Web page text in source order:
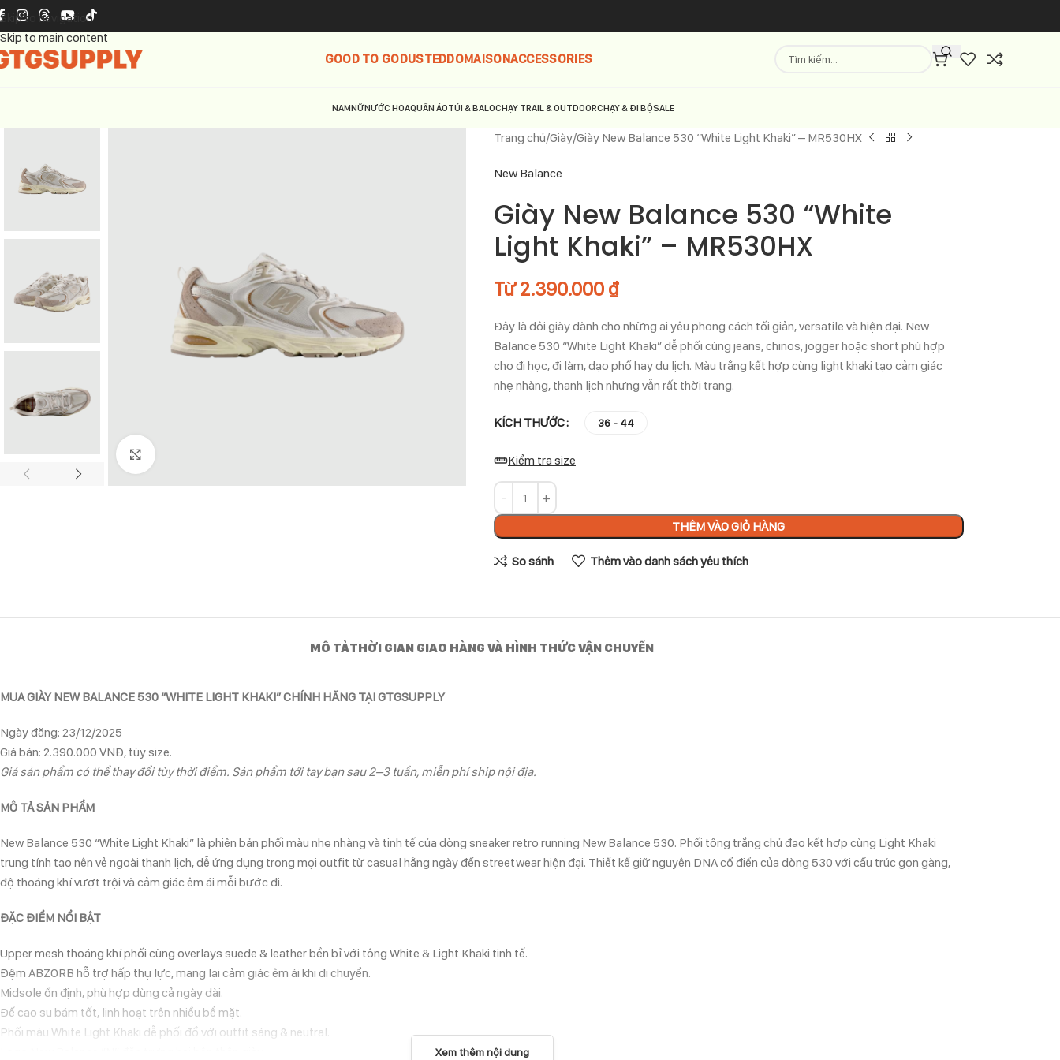
Skip to navigation
Skip to main content
GOOD TO GODUSTEDDOMAISONACCESSORIES
NAMNỮNƯỚC HOAQUẦN ÁOTÚI & BALOCHẠY TRAIL & OUTDOORCHẠY & ĐI BỘSALE
Trang chủ Giày Giày New Balance 530 “White Light Khaki” – MR530HX
New Balance
Giày New Balance 530 “White
Light Khaki” – MR530HX
Từ2.390.000 ₫
Đây là đôi giày dành cho những ai yêu phong cách tối giản, versatile và hiện đại. New
Balance 530 “White Light Khaki” dễ phối cùng jeans, chinos, jogger hoặc short phù hợp
cho đi học, đi làm, dạo phố hay du lịch. Màu trắng kết hợp cùng light khaki tạo cảm giác
nhẹ nhàng, thanh lịch nhưng vẫn rất thời trang.
KÍCH THƯỚC 36 - 44
Kiểm tra size
THÊM VÀO GIỎ HÀNG
So sánh Thêm vào danh sách yêu thích
MÔ TẢTHỜI GIAN GIAO HÀNG VÀ HÌNH THỨC VẬN CHUYỂN
MUA GIÀY NEW BALANCE 530 “WHITE LIGHT KHAKI” CHÍNH HÃNG TẠI GTGSUPPLY
Ngày đăng: 23/12/2025
Giá bán: 2.390.000 VNĐ, tùy size.
Giá sản phẩm có thể thay đổi tùy thời điểm. Sản phẩm tới tay bạn sau 2–3 tuần, miễn phí ship nội địa.
MÔ TẢ SẢN PHẨM
New Balance 530 “White Light Khaki” là phiên bản phối màu nhẹ nhàng và tinh tế của dòng sneaker retro running New Balance 530. Phối tông trắng chủ đạo kết hợp cùng Light Khaki
trung tính tạo nên vẻ ngoài thanh lịch, dễ ứng dụng trong mọi outfit từ casual hằng ngày đến streetwear hiện đại. Thiết kế giữ nguyên DNA cổ điển của dòng 530 với cấu trúc gọn gàng,
độ thoáng khí vượt trội và cảm giác êm ái mỗi bước đi.
ĐẶC ĐIỂM NỔI BẬT
Upper mesh thoáng khí phối cùng overlays suede & leather bền bỉ với tông White & Light Khaki tinh tế.
Đệm ABZORB hỗ trợ hấp thụ lực, mang lại cảm giác êm ái khi di chuyển.
Midsole ổn định, phù hợp dùng cả ngày dài.
Đế cao su bám tốt, linh hoạt trên nhiều bề mặt.
Phối màu White Light Khaki dễ phối đồ với outfit sáng & neutral.
Xem thêm nội dung